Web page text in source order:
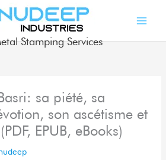
Stamping Services
sa piété, sa
son ascétisme et
EPUB, eBooks)